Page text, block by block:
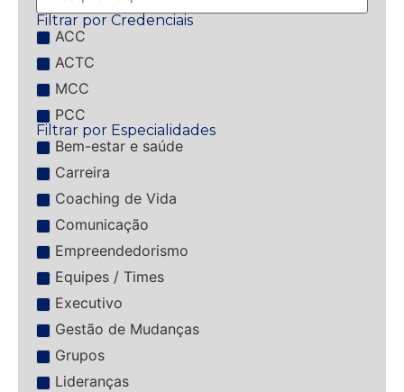
Filtrar por Credenciais
ACC
ACTC
MCC
PCC
Filtrar por Especialidades
Bem-estar e saúde
Carreira
Coaching de Vida
Comunicação
Empreendedorismo
Equipes / Times
Executivo
Gestão de Mudanças
Grupos
Lideranças